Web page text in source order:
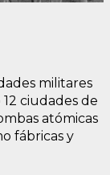
militares
ciudades de
atómicas
fábricas y